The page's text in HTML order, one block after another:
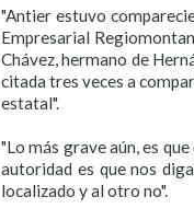
"Antier estuvo
Empresarial
Chávez, hermano de
citada tres veces a
estatal".
"Lo más grave aún, es
autoridad es que nos
localizado y al otro no".